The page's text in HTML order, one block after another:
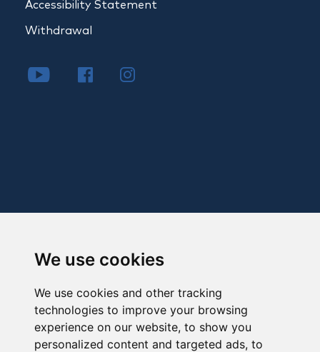
We use cookies
We use cookies and other tracking
technologies to improve your browsing
experience on our website, to show you
personalized content and targeted ads, to
Accessibility Statement
Withdrawal